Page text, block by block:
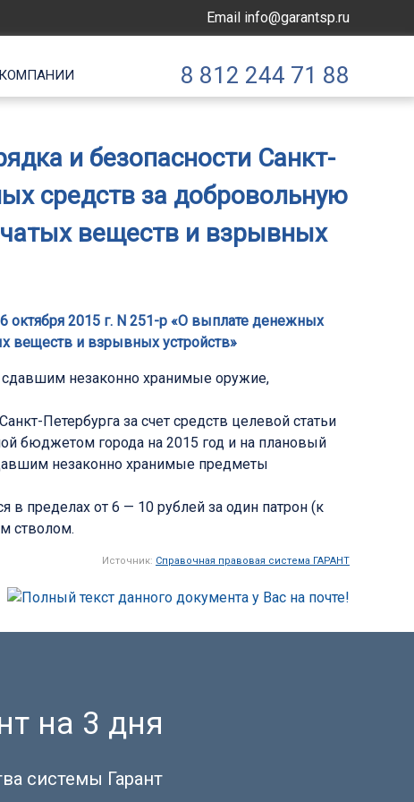
Email info@garantsp.ru
8 812 244 71 88
и безопасности Санкт-
средств за добровольную
веществ и взрывных
октября 2015 г. N 251-р «О выплате денежных
веществ и взрывных устройств»
незаконно хранимые оружие,
Петербурга за счет средств целевой статьи
бюджетом города на 2015 год и на плановый
незаконно хранимые предметы
пределах от 6 — 10 рублей за один патрон (к
стволом.
Источник: Справочная правовая система ГАРАНТ
на 3 дня
системы Гарант